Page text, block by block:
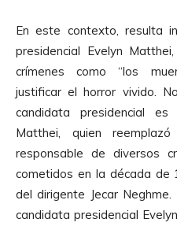
En este contexto, resulta
presidencial Evelyn
crímenes como “los
justificar el horror vivido.
candidata presidencial
Matthei, quien
responsable de diversos
cometidos en la década de
del dirigente Jecar
candidata presidencial